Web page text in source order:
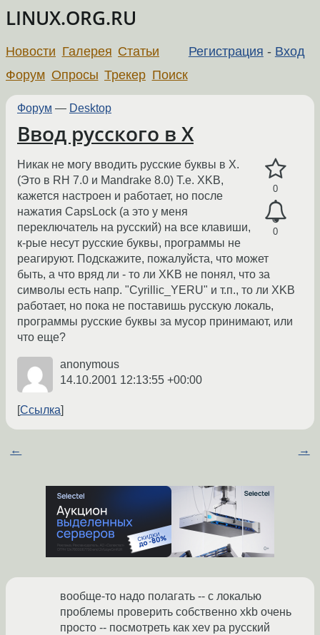
LINUX.ORG.RU
Регистрация - Вход
Новости Галерея Статьи
Форум Опросы Трекер Поиск
Форум — Desktop
Ввод русского в X
0
0
Никак не могу вводить русские буквы в X.
(Это в RH 7.0 и Mandrake 8.0) Т.е. XKB,
кажется настроен и работает, но после
нажатия CapsLock (а это у меня
переключатель на русский) на все клавиши,
к-рые несут русские буквы, программы не
реагируют. Подскажите, пожалуйста, что может
быть, а что вряд ли - то ли XKB не понял, что за
символы есть напр. "Cyrillic_YERU" и т.п., то ли XKB
работает, но пока не поставишь русскую локаль,
программы русские буквы за мусор принимают, или
что еще?
anonymous
14.10.2001 12:13:55 +00:00
Ссылка
← →
вообще-то надо полагать -- с локалью
проблемы проверить собственно xkb очень
просто -- посмотреть как xev ра русский